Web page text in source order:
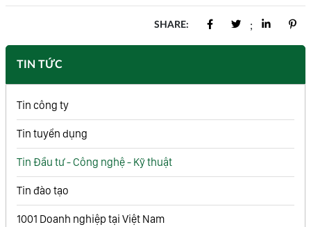
TIN TỨC
Tin công ty
Tin tuyển dụng
Tin Đầu tư - Công nghệ - Kỹ thuật
Tin đào tạo
1001 Doanh nghiệp tại Việt Nam
SHARE: ;